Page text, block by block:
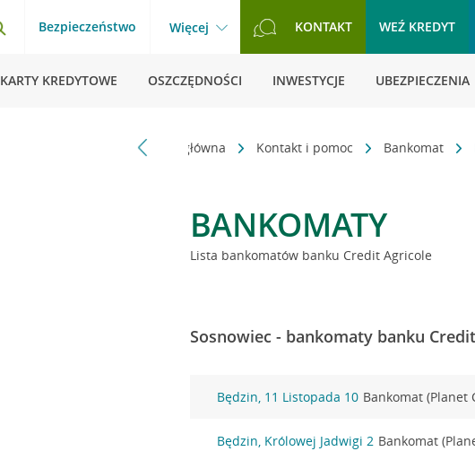
Bezpieczeństwo Więcej KONTAKT WEŹ KREDYT
KARTY KREDYTOWE OSZCZĘDNOŚCI INWESTYCJE UBEZPIECZENIA
Strona główna Kontakt i pomoc Bankomat
BANKOMATY
Lista bankomatów banku Credit Agricole
Sosnowiec - bankomaty banku
Będzin, 11 Listopada 10 Bankomat (Planet
Będzin, Królowej Jadwigi 2 Bankomat